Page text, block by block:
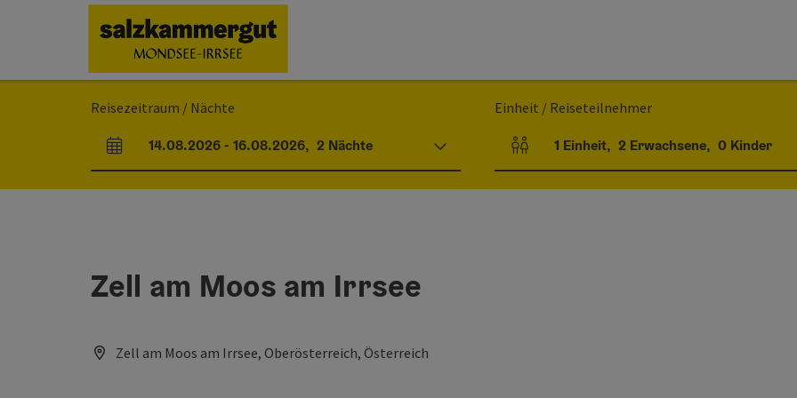
[0]
Zur Navigation[1]
Zum Seitenanfang
Reisezeitraum / Nächte
An- und Abreisefelder
14.08.2026- 16.08.2026, 2 Nächte
Einheit / Reiseteilnehmer
Einheitenanzahl und Personenfelder
1 Einheit, 2 Erwachsene, 0 Kinder
Zell am Moos am Irrsee
Zell am Moos am Irrsee, Oberösterreich, Österreich